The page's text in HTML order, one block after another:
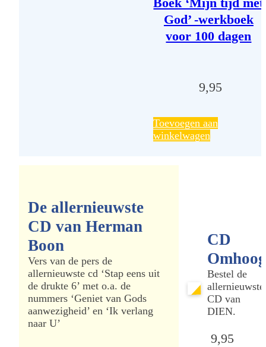
NIEUW
God’ -werkboek
voor 100 dagen
9,95
Toevoegen aan
winkelwagen
De allernieuwste
CD van Herman
Boon
Vers van de pers de
allernieuwste cd ‘Stap eens uit
de drukte 6’ met o.a. de
nummers ‘Geniet van Gods
aanwezigheid’ en ‘Ik verlang
naar U’
NIEUW
CD
Bestel de
allernieuwste
CD van
DIEN.
9,95